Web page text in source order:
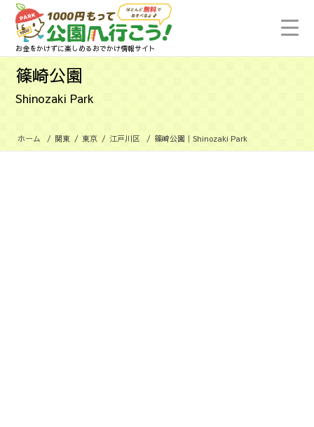
お金をかけずに楽しめるおでかけ情報サイト
篠崎公園
Shinozaki Park
ホーム / 関東 / 東京 / 江戸川区 / 篠崎公園｜Shinozaki Park